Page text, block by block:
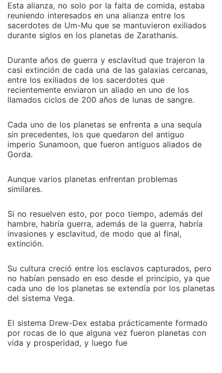
Esta alianza, no solo por la falta de comida, estaba
reuniendo interesados en una alianza entre los
sacerdotes de Um-Mu que se mantuvieron exiliados
durante siglos en los planetas de Zarathanis.
Durante años de guerra y esclavitud que trajeron la
casi extinción de cada una de las galaxias cercanas,
entre los exiliados de los sacerdotes que
recientemente enviaron un aliado en uno de los
llamados ciclos de 200 años de lunas de sangre.
Cada uno de los planetas se enfrenta a una sequía
sin precedentes, los que quedaron del antiguo
imperio Sunamoon, que fueron antiguos aliados de
Gorda.
Aunque varios planetas enfrentan problemas
similares.
Si no resuelven esto, por poco tiempo, además del
hambre, habría guerra, además de la guerra, habría
invasiones y esclavitud, de modo que al final,
extinción.
Su cultura creció entre los esclavos capturados, pero
no habían pensado en eso desde el principio, ya que
cada uno de los planetas se extendía por los planetas
del sistema Vega.
El sistema Drew-Dex estaba prácticamente formado
por rocas de lo que alguna vez fueron planetas con
vida y prosperidad, y luego fue